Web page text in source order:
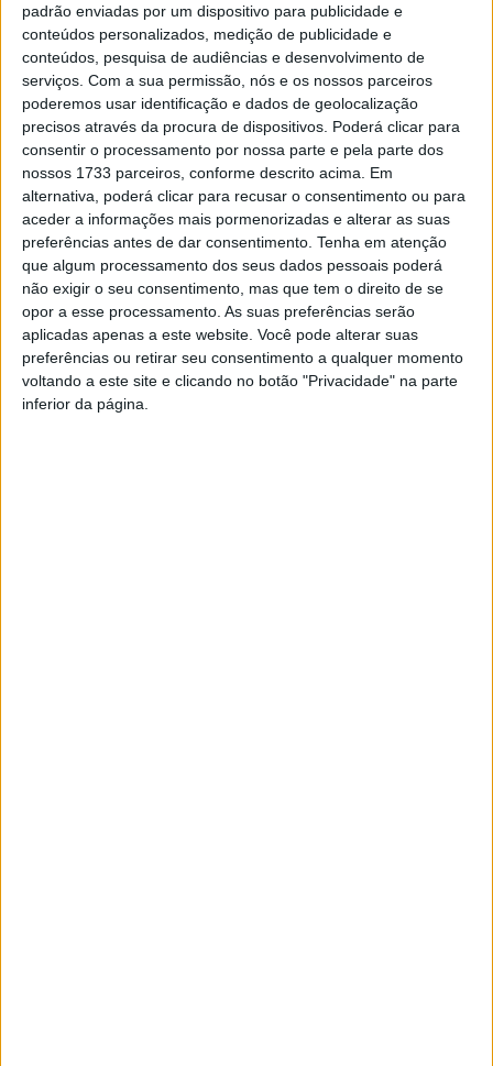
padrão enviadas por um dispositivo para publicidade e
conteúdos personalizados, medição de publicidade e
conteúdos, pesquisa de audiências e desenvolvimento de
serviços. Com a sua permissão, nós e os nossos parceiros
poderemos usar identificação e dados de geolocalização
precisos através da procura de dispositivos. Poderá clicar para
consentir o processamento por nossa parte e pela parte dos
nossos 1733 parceiros, conforme descrito acima. Em
alternativa, poderá clicar para recusar o consentimento ou para
aceder a informações mais pormenorizadas e alterar as suas
preferências antes de dar consentimento. Tenha em atenção
que algum processamento dos seus dados pessoais poderá
não exigir o seu consentimento, mas que tem o direito de se
opor a esse processamento. As suas preferências serão
aplicadas apenas a este website. Você pode alterar suas
preferências ou retirar seu consentimento a qualquer momento
voltando a este site e clicando no botão "Privacidade" na parte
inferior da página.
A previsão do IPMA é que as temperaturas continuem a
descer até domingo, mas o risco de incêndio rural vai
manter-se elevado ao longo dos próximos dias.
Esta e outras notícias para ouvir na Estação Diária – 96.8
FM ou emwww.968.fm
Pub
TAGS Risco Incêndio Viseu